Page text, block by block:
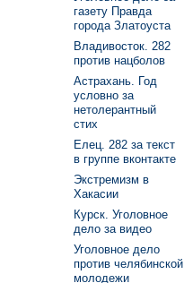
газету Правда
города Златоуста
Владивосток. 282
против нацболов
Астрахань. Год
условно за
нетолерантный
стих
Елец. 282 за текст
в группе вконтакте
Экстремизм в
Хакасии
Курск. Уголовное
дело за видео
Уголовное дело
против челябинской
молодежи